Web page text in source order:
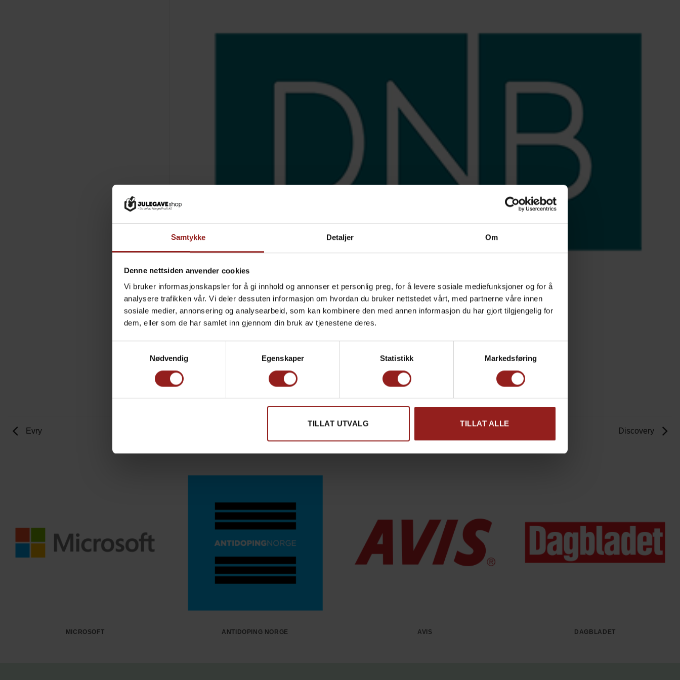
Samtykke Detaljer Om
Denne nettsiden anvender cookies
Vi bruker informasjonskapsler for å gi innhold og annonser et personlig preg, for å levere sosiale mediefunksjoner og for å
analysere trafikken vår. Vi deler dessuten informasjon om hvordan du bruker nettstedet vårt, med partnerne våre innen
sosiale medier, annonsering og analysearbeid, som kan kombinere den med annen informasjon du har gjort tilgjengelig for
dem, eller som de har samlet inn gjennom din bruk av tjenestene deres.
Nødvendig
Egenskaper Statistikk Markedsføring
TILLAT UTVALG TILLAT ALLE
Evry Discovery
MICROSOFT ANTIDOPING NORGE AVIS DAGBLADET